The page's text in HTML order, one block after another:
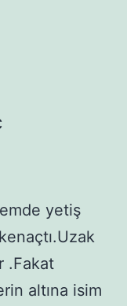
yetiş
.Fakat
altına isim